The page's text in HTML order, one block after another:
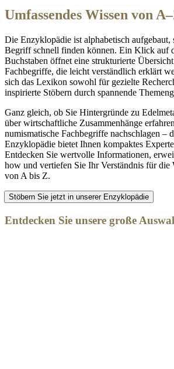
Umfassendes Wissen von
Die Enzyklopädie ist alphabetisch aufgebaut,
Begriff schnell finden können. Ein Klick auf
Buchstaben öffnet eine strukturierte
Fachbegriffe, die leicht verständlich erklärt
sich das Lexikon sowohl für gezielte
inspirierte Stöbern durch spannende
Ganz gleich, ob Sie Hintergründe zu
über wirtschaftliche Zusammenhänge
numismatische Fachbegriffe nachschlagen –
Enzyklopädie bietet Ihnen kompaktes
Entdecken Sie wertvolle Informationen,
how und vertiefen Sie Ihr Verständnis für die
von A bis Z.
Stöbern Sie jetzt in unserer Enzyklopädie
Entdecken Sie unsere große